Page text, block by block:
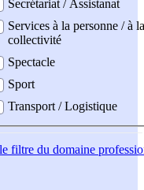
Secrétariat / Assistanat
Services à la personne / à la
collectivité
Spectacle
Sport
Transport / Logistique
filtre du domaine